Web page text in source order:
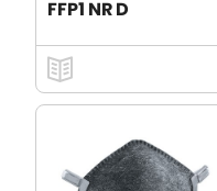
FFP1 NR D